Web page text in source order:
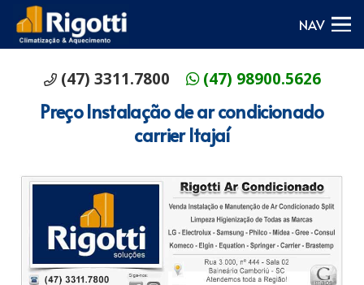
NAV
(47) 3311.7800 (47) 98900.5626
Preço Instalação de ar condicionado
carrier Itajaí